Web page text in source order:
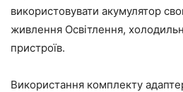
використовувати акумулятор
живлення Освітлення,
пристроїв.
Використання комплекту